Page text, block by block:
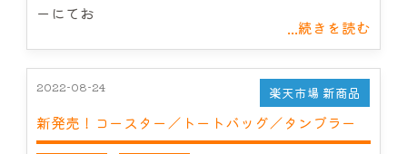
ーにてお
...続きを読む
2022-08-24
新発売！コースター／トートバッグ／タンブラー
楽天市場 新商品